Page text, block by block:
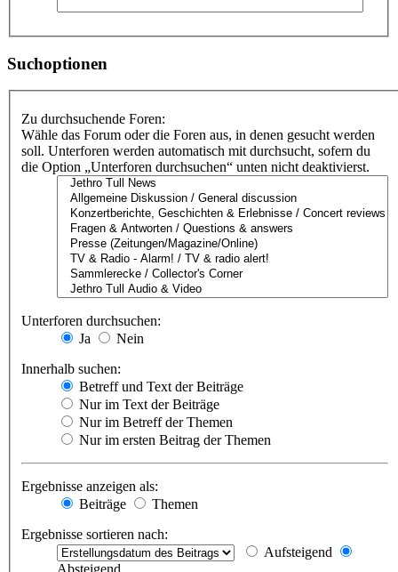
Suchoptionen
Zu durchsuchende Foren:
Wähle das Forum oder die Foren aus, in denen gesucht werden
soll. Unterforen werden automatisch mit durchsucht, sofern du
die Option „Unterforen durchsuchen“ unten nicht deaktivierst.
Unterforen durchsuchen:
Ja
Nein
Innerhalb suchen:
Betreff und Text der Beiträge
Nur im Text der Beiträge
Nur im Betreff der Themen
Nur im ersten Beitrag der Themen
Ergebnisse anzeigen als:
Beiträge
Themen
Ergebnisse sortieren nach:
Aufsteigend
Absteigend